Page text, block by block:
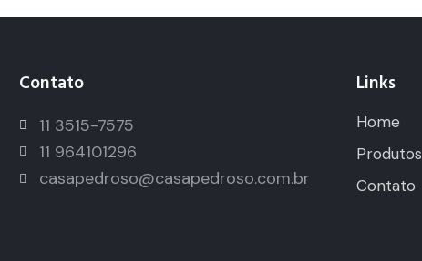
Contato
11 3515-7575
11 964101296
casapedroso@casapedroso.com.br
Links
Home
Produtos
Contato